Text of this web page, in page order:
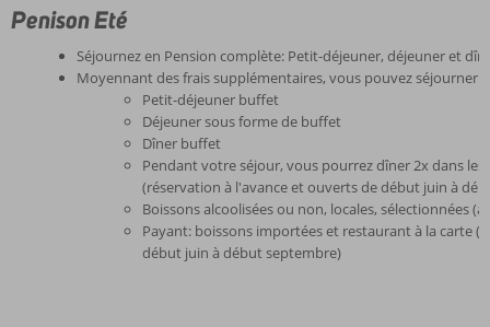
Penison Eté
Séjournez en Pension complète: Petit-déjeuner, déjeuner et
Moyennant des frais supplémentaires, vous pouvez séjourner
Petit-déjeuner buffet
Déjeuner sous forme de buffet
Dîner buffet
Pendant votre séjour, vous pourrez dîner 2x dans
(réservation à l'avance et ouverts de début juin à
Boissons alcoolisées ou non, locales, sélectionnées
Payant: boissons importées et restaurant à la carte
début juin à début septembre)